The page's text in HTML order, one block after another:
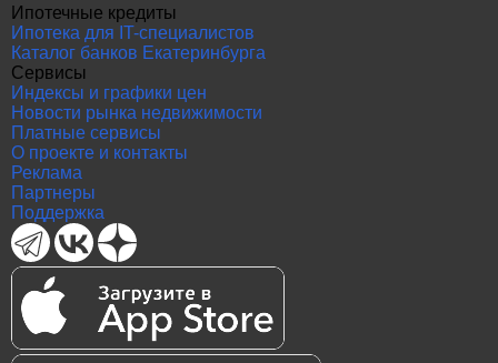
Ипотечные кредиты
Ипотека для IT-специалистов
Каталог банков Екатеринбурга
Сервисы
Индексы и графики цен
Новости рынка недвижимости
Платные сервисы
О проекте и контакты
Реклама
Партнеры
Поддержка